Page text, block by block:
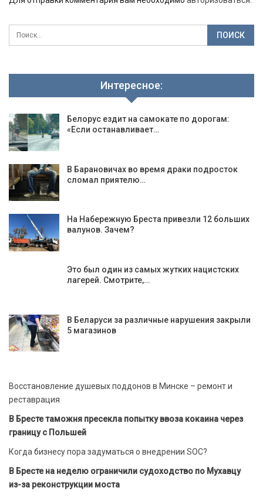
Интересное:
Белорус ездит на самокате по дорогам:
«Если останавливает…
В Барановичах во время драки подросток
сломал приятелю…
На Набережную Бреста привезли 12 больших
валунов. Зачем?
Это был один из самых жутких нацистских
лагерей. Смотрите,…
В Беларуси за различные нарушения закрыли
5 магазинов
Восстановление душевых поддонов в Минске – ремонт и
реставрация
В Бресте таможня пресекла попытку ввоза кокаина через
границу с Польшей
Когда бизнесу пора задуматься о внедрении SOC?
В Бресте на неделю ограничили судоходство по Мухавцу
из-за реконструкции моста